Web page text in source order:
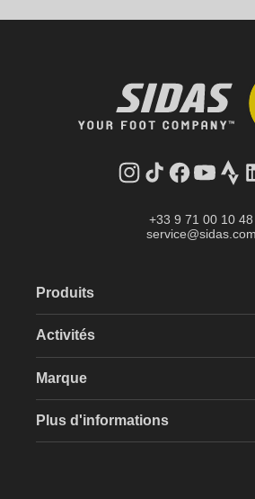
Instagram
Tik
Facebook
YouTube
Strava
+33 9 71 00 10 48
service@sidas.com
Produits
Activités
Marque
Plus d'informations